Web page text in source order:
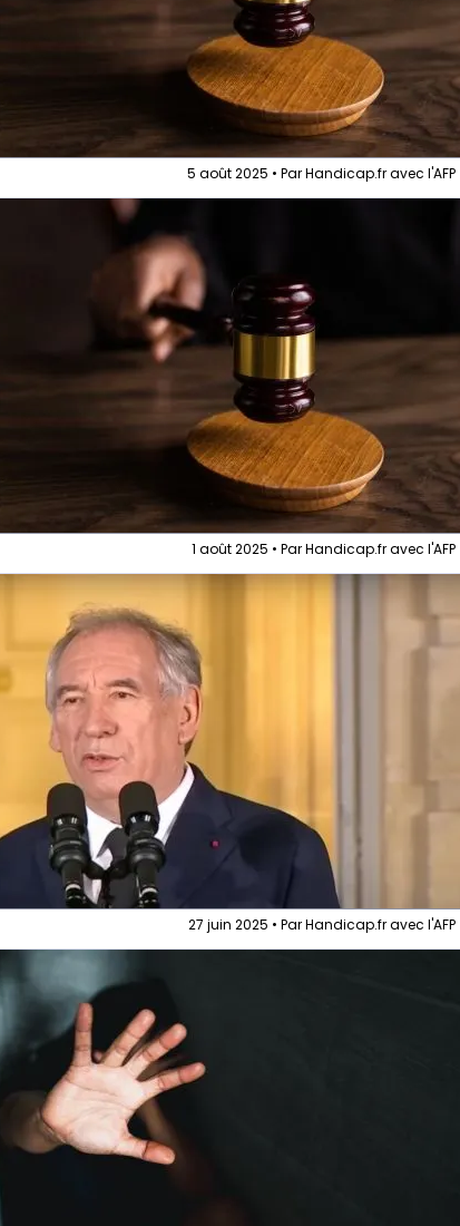
5 août 2025 • Par Handicap.fr avec l'AFP
1 août 2025 • Par Handicap.fr avec l'AFP
27 juin 2025 • Par Handicap.fr avec l'AFP